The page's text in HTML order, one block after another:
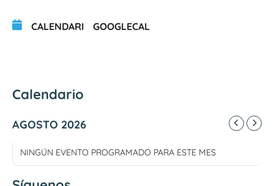
CALENDARI GOOGLECAL
Calendario
AGOSTO 2026
NINGÚN EVENTO PROGRAMADO PARA ESTE MES